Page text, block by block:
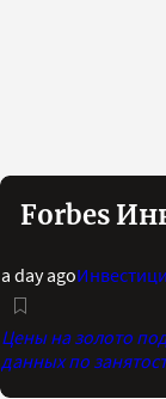
Forbes
a day ago
Цены на золото
данных по